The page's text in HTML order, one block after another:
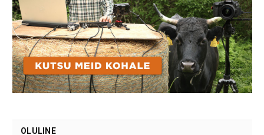
OLULINE